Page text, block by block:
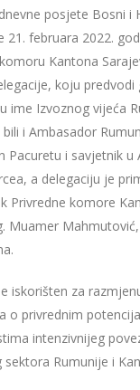
posjete Bosni i
21. februara 2022.
Kantona
koju predvodi
ime Izvoznog vijeća
i Ambasador
Pacuretu i savjetnik u
a delegaciju je
Privredne komore
Muamer
iskorišten za
o privrednim
intenzivnijeg
sektora Rumunije i